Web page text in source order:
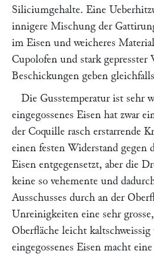
Siliciumgehalte. Eine
innigere Mischung der
im Eisen und weicheres
Cupolofen und stark gepresster
Beschickungen geben
Die Gusstemperatur ist sehr
eingegossenes Eisen hat zwar
der Coquille rasch erstarrende
einen festen Widerstand gegen
Eisen entgegensetzt, aber die
keine so vehemente und
Ausschusses durch an der
Unreinigkeiten eine sehr
Oberfläche leicht
eingegossenes Eisen macht